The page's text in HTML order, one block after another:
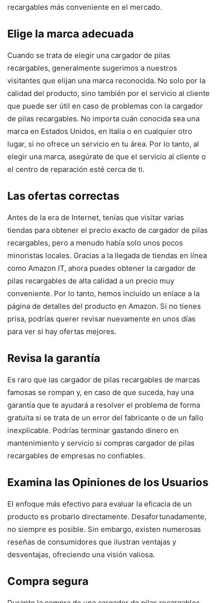
recargables más conveniente en el mercado.
Elige la marca adecuada
Cuando se trata de elegir una cargador de pilas
recargables, generalmente sugerimos a nuestros
visitantes que elijan una marca reconocida. No solo por la
calidad del producto, sino también por el servicio al cliente
que puede ser útil en caso de problemas con la cargador
de pilas recargables. No importa cuán conocida sea una
marca en Estados Unidos, en Italia o en cualquier otro
lugar, si no ofrece un servicio en tu área. Por lo tanto, al
elegir una marca, asegúrate de que el servicio al cliente o
el centro de reparación esté cerca de ti.
Las ofertas correctas
Antes de la era de Internet, tenías que visitar varias
tiendas para obtener el precio exacto de cargador de pilas
recargables, pero a menudo había solo unos pocos
minoristas locales. Gracias a la llegada de tiendas en línea
como Amazon IT, ahora puedes obtener la cargador de
pilas recargables de alta calidad a un precio muy
conveniente. Por lo tanto, hemos incluido un enlace a la
página de detalles del producto en Amazon. Si no tienes
prisa, podrías querer revisar nuevamente en unos días
para ver si hay ofertas mejores.
Revisa la garantía
Es raro que las cargador de pilas recargables de marcas
famosas se rompan y, en caso de que suceda, hay una
garantía que te ayudará a resolver el problema de forma
gratuita si se trata de un error del fabricante o de un fallo
inexplicable. Podrías terminar gastando dinero en
mantenimiento y servicio si compras cargador de pilas
recargables de empresas no confiables.
Examina las Opiniones de los Usuarios
El enfoque más efectivo para evaluar la eficacia de un
producto es probarlo directamente. Desafortunadamente,
no siempre es posible. Sin embargo, existen numerosas
reseñas de consumidores que ilustran ventajas y
desventajas, ofreciendo una visión valiosa.
Compra segura